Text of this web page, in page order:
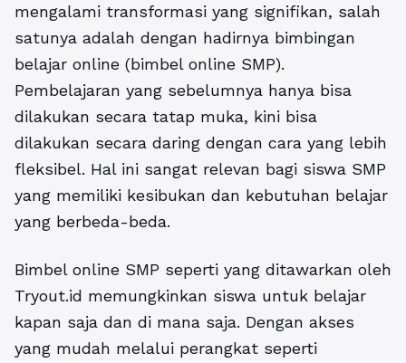
mengalami transformasi yang signifikan, salah
satunya adalah dengan hadirnya bimbingan
belajar online (bimbel online SMP).
Pembelajaran yang sebelumnya hanya bisa
dilakukan secara tatap muka, kini bisa
dilakukan secara daring dengan cara yang lebih
fleksibel. Hal ini sangat relevan bagi siswa SMP
yang memiliki kesibukan dan kebutuhan belajar
yang berbeda-beda.
Bimbel online SMP seperti yang ditawarkan oleh
Tryout.id memungkinkan siswa untuk belajar
kapan saja dan di mana saja. Dengan akses
yang mudah melalui perangkat seperti